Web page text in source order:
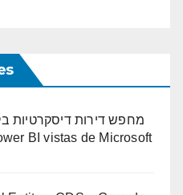
מחפש דירות דיסקרטיות
BI vistas de Microsoft